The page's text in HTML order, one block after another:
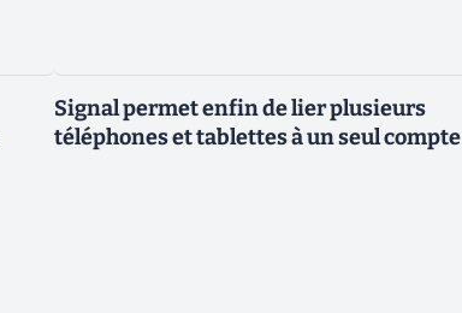
Signal permet enfin de lier plusieurs
téléphones et tablettes à un seul compte